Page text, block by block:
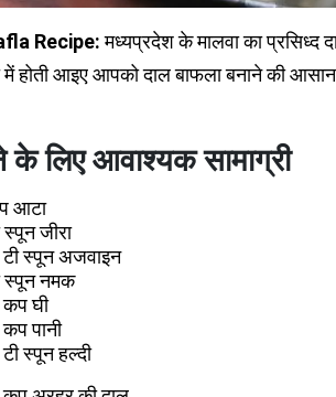
Recipe:मध्यप्रदेश के मालवा का प्रसिध्द
में होती आइए आपको दाल बाफला बनाने की
के लिए आवाश्यक सामाग्री
आटा
स्पून जीरा
स्पून अजवाइन
स्पून नमक
घी
पानी
स्पून हल्दी